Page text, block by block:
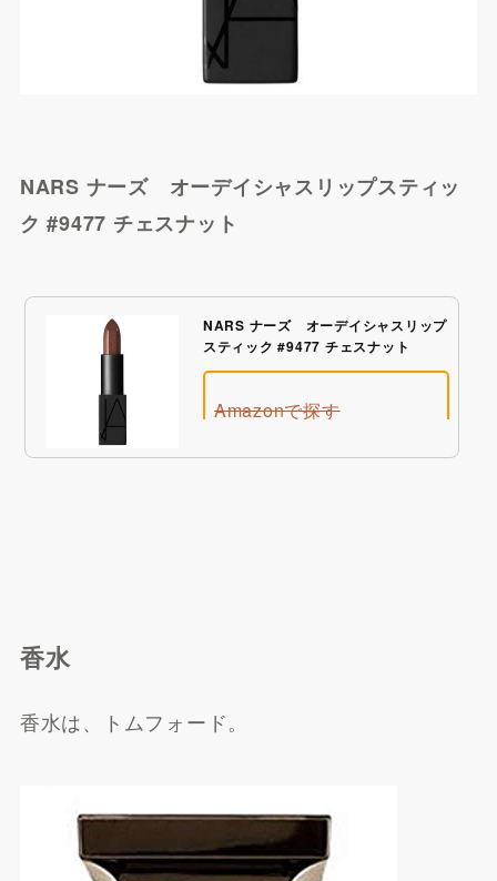
す
NARS ナーズ オーデイシャスリップスティッ
ク #9477 チェスナット
NARS ナーズ オーデイシャスリップ
スティック #9477 チェスナット
Amazonで探す
香水
香水は、トムフォード。